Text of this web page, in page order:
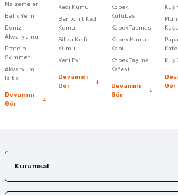
Ürün resmi kalitesiz, bozuk veya
Ürün açıklamasında eksik bilgiler bulunuyor.
Ürün bilgilerinde hatalar bulunuyor.
Ürün fiyatı diğer sitelerden daha pahalı.
Bu ürüne benzer farklı alternatifler olmalı.
Malzemeleri
Balık Yemi
Deniz
Akvaryumu
Protein
Skimmer
Akvaryum
Isıtıcı
Devamını
Gör
Kedi Kumu
Bentonit Kedi
Kumu
Silika Kedi
Kumu
Kedi Evi
Devamını
Gör
Köpek
Kulübesi
Köpek Tasması
Köpek Mama
Kabı
Köpek Taşıma
Kafesi
Devamını
Gör
Kuş
Kuş
Gör
Kurumsal